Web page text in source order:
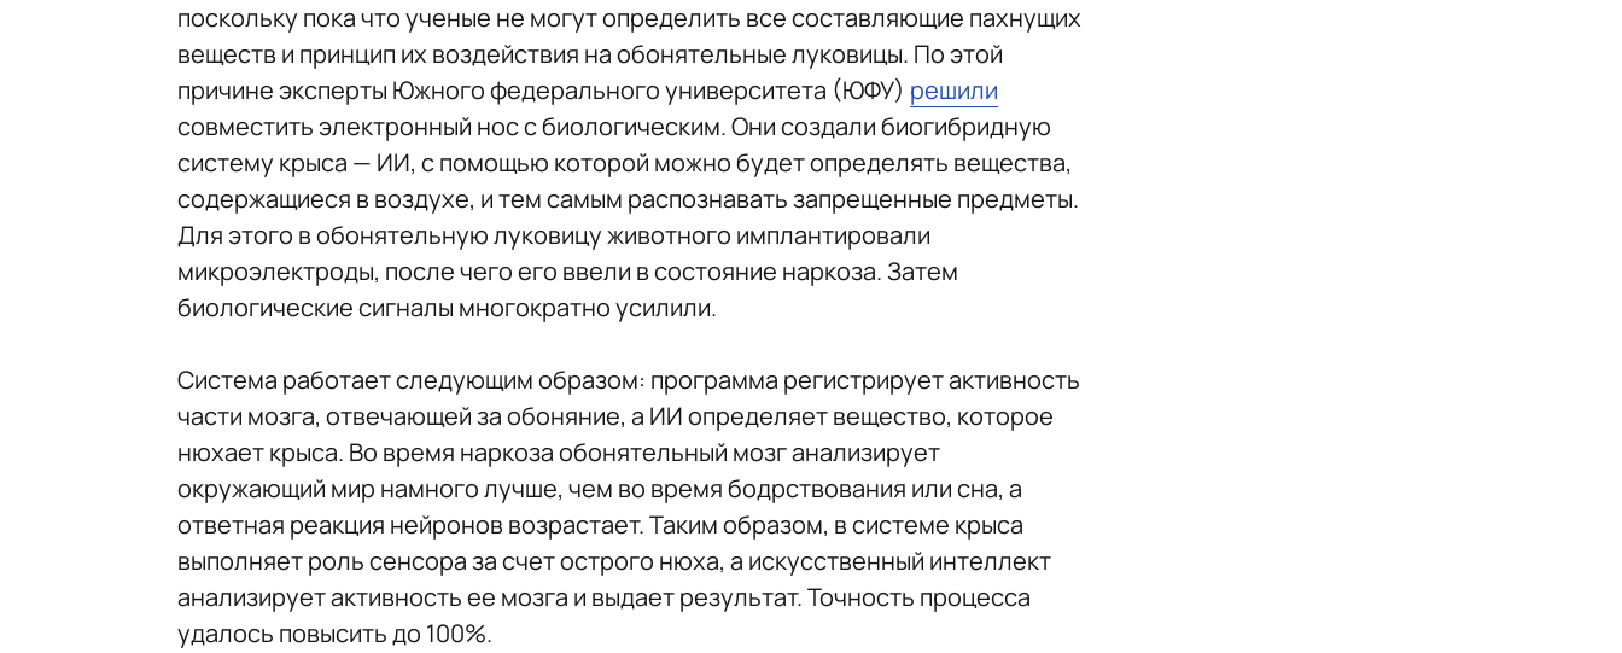
поскольку пока что ученые не могут определить все составляющие пахнущих
веществ и принцип их воздействия на обонятельные луковицы. По этой
причине эксперты Южного федерального университета (ЮФУ) решили
совместить электронный нос с биологическим. Они создали биогибридную
систему крыса — ИИ, с помощью которой можно будет определять вещества,
содержащиеся в воздухе, и тем самым распознавать запрещенные предметы.
Для этого в обонятельную луковицу животного имплантировали
микроэлектроды, после чего его ввели в состояние наркоза. Затем
биологические сигналы многократно усилили.
Система работает следующим образом: программа регистрирует активность
части мозга, отвечающей за обоняние, а ИИ определяет вещество, которое
нюхает крыса. Во время наркоза обонятельный мозг анализирует
окружающий мир намного лучше, чем во время бодрствования или сна, а
ответная реакция нейронов возрастает. Таким образом, в системе крыса
выполняет роль сенсора за счет острого нюха, а искусственный интеллект
анализирует активность ее мозга и выдает результат. Точность процесса
удалось повысить до 100%.